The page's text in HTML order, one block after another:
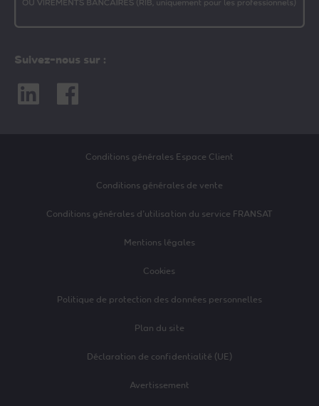
Suivez-nous sur :
Linkedin Facebook
Conditions générales Espace Client
Conditions générales de vente
Conditions générales d’utilisation du service FRANSAT
Mentions légales
Cookies
Politique de protection des données personnelles
Plan du site
Déclaration de confidentialité (UE)
Avertissement